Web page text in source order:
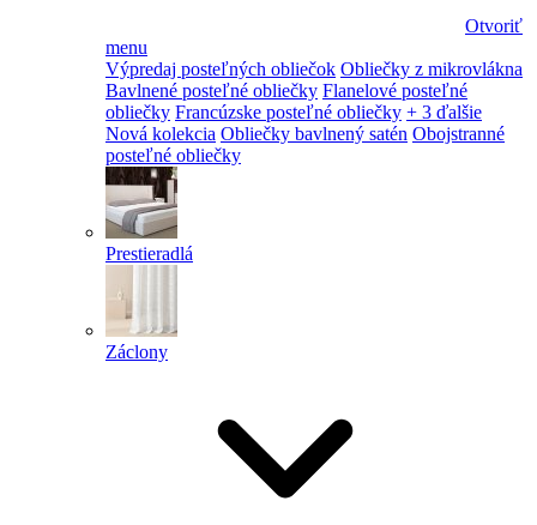
Otvoriť
menu
Výpredaj posteľných obliečok Obliečky z mikrovlákna
Bavlnené posteľné obliečky Flanelové posteľné
obliečky Francúzske posteľné obliečky + 3 ďalšie
Nová kolekcia Obliečky bavlnený satén Obojstranné
posteľné obliečky
Prestieradlá
Záclony